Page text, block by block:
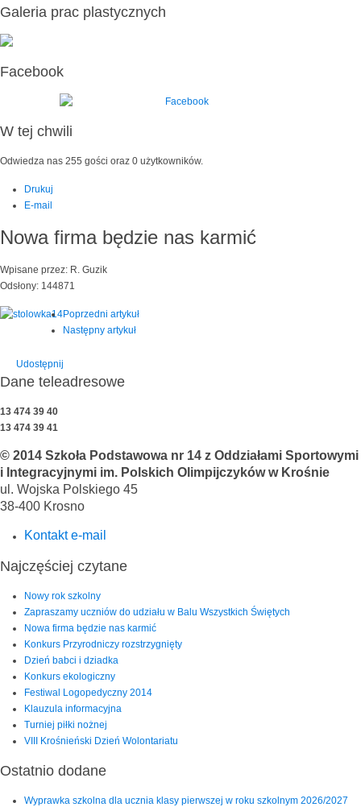
Galeria prac plastycznych
Facebook
W tej chwili
Odwiedza nas 255 gości oraz 0 użytkowników.
Drukuj
E-mail
Nowa firma będzie nas karmić
Wpisane przez: R. Guzik
Odsłony: 144871
Poprzedni artykuł
Następny artykuł
Udostępnij
Dane teleadresowe
13 474 39 40
13 474 39 41
© 2014 Szkoła Podstawowa nr 14 z Oddziałami Sportowymi
i Integracyjnymi im. Polskich Olimpijczyków w Krośnie
ul. Wojska Polskiego 45
38-400 Krosno
Kontakt e-mail
Najczęściej czytane
Nowy rok szkolny
Zapraszamy uczniów do udziału w Balu Wszystkich Świętych
Nowa firma będzie nas karmić
Konkurs Przyrodniczy rozstrzygnięty
Dzień babci i dziadka
Konkurs ekologiczny
Festiwal Logopedyczny 2014
Klauzula informacyjna
Turniej piłki nożnej
VIII Krośnieński Dzień Wolontariatu
Ostatnio dodane
Wyprawka szkolna dla ucznia klasy pierwszej w roku szkolnym 2026/2027